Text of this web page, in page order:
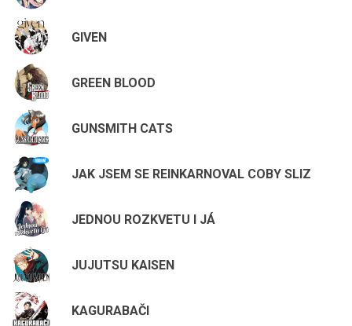
GIVEN
GREEN BLOOD
GUNSMITH CATS
JAK JSEM SE REINKARNOVAL COBY SLIZ
JEDNOU ROZKVETU I JÁ
JUJUTSU KAISEN
KAGURABAČI